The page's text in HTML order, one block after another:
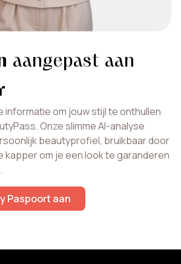
aangepast aan
informatie om jouw stijl te onthullen
Onze slimme AI-analyse
beautyprofiel, bruikbaar door
om je een look te garanderen
Paspoort aan